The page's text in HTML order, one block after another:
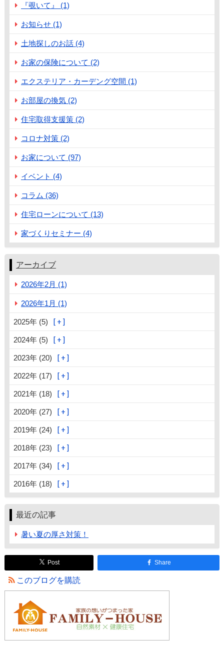
『覗いて』 (1)
お知らせ (1)
土地探しのお話 (4)
お家の保険について (2)
エクステリア・カーデング空間 (1)
お部屋の換気 (2)
住宅取得支援策 (2)
コロナ対策 (2)
お家について (97)
イベント (4)
コラム (36)
住宅ローンについて (13)
家づくりセミナー (4)
アーカイブ
2026年2月 (1)
2026年1月 (1)
2025年 (5)
2024年 (5)
2023年 (20)
2022年 (17)
2021年 (18)
2020年 (27)
2019年 (24)
2018年 (23)
2017年 (34)
2016年 (18)
最近の記事
暑い夏の厚さ対策！
Post Share
このブログを購読